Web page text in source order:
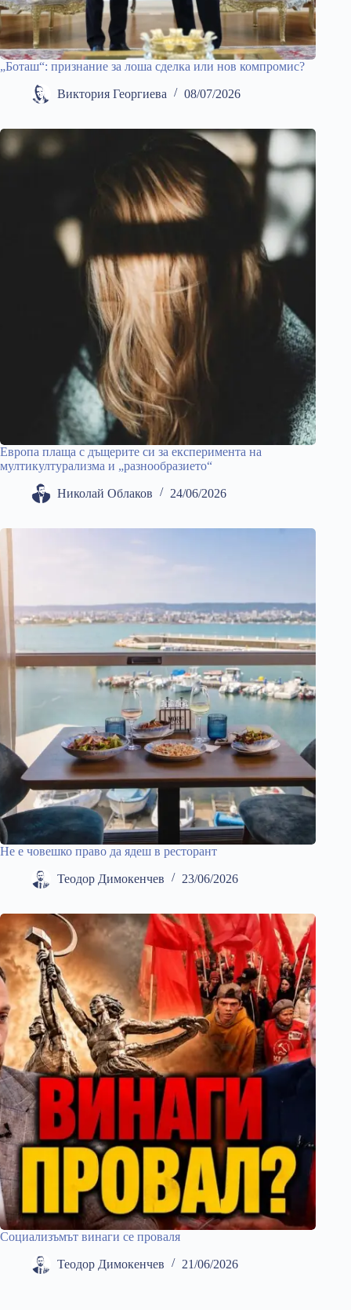
„Боташ“: признание за лоша сделка или нов компромис?
Виктория Георгиева 08/07/2026
Европа плаща с дъщерите си за експеримента на
мултикултурализма и „разнообразието“
Николай Облаков 24/06/2026
Не е човешко право да ядеш в ресторант
Теодор Димокенчев 23/06/2026
Социализъмът винаги се проваля
Теодор Димокенчев 21/06/2026